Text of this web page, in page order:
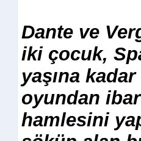
Dante ve
iki çocuk,
yaşına
oyundan
hamlesini